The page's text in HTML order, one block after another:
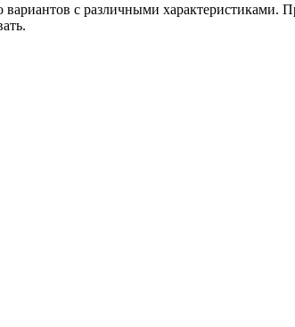
с различными характеристиками.